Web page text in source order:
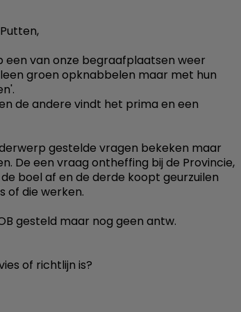
een van onze begraafplaatsen weer
groen opknabbelen maar met hun
de andere vindt het prima en een
gestelde vragen bekeken maar
De een vraag ontheffing bij de Provincie,
boel af en de derde koopt geurzuilen
of die werken.
gesteld maar nog geen antw.
of richtlijn is?